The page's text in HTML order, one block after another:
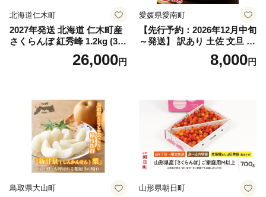
北海道仁木町
2027年発送 北海道 仁木町産
さくらんぼ 紅秀峰 1.2kg (300
g×4パック) Lサイズ以上 旬
桜桃 産地直送 サクランボ チ
26,000円
愛媛県愛南町
【先行予約：2026年12月中旬
～発送】 訳あり 土佐 文旦 8k
g (Mサイズ以上サイズミック
ス) 8000円 わけあり ぶんた
産 農家直送 期間限定 特産品
サイズミックス くらもとフ
ァーム 愛南町 愛媛県
8,000円
鳥取県大山町 山形県朝日町